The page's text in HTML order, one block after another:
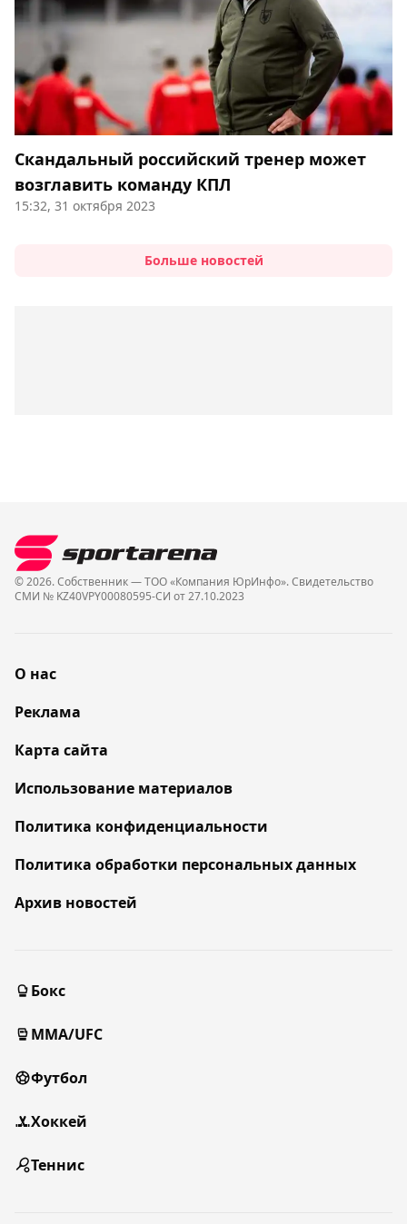
Скандальный российский тренер может
возглавить команду КПЛ
15:32, 31 октября 2023
Больше новостей
© 2026. Собственник — ТОО «Компания ЮрИнфо». Cвидетельство
СМИ № KZ40VPY00080595-СИ от 27.10.2023
О нас
Реклама
Карта сайта
Использование материалов
Политика конфиденциальности
Политика обработки персональных данных
Архив новостей
Бокс
MMA/UFC
Футбол
Хоккей
Теннис